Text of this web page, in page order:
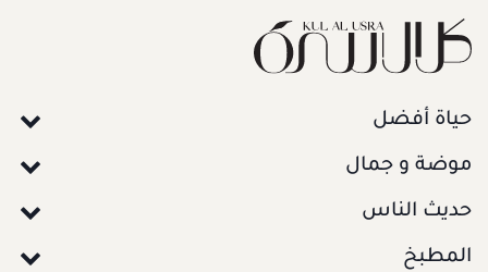
حياة أفضل
موضة و جمال
حديث الناس
المطبخ